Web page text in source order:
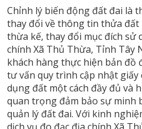
Chỉnh lý biến động đất đai là
thay đổi về thông tin thửa
thừa kế, thay đổi mục đích sử
chính Xã Thủ Thừa, Tỉnh Tây
khách hàng thực hiện bản đồ
tư vấn quy trình cập nhật
dụng đất một cách đầy đủ và
quan trọng đảm bảo sự minh
quản lý đất đai. Với kinh